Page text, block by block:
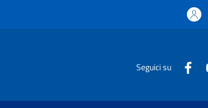
Seguici su